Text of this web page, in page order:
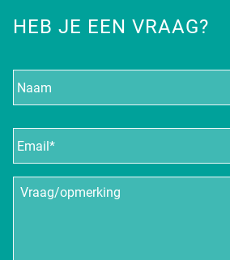
HEB JE EEN VRAAG?
E-
mailadres
Vraag/opmerking